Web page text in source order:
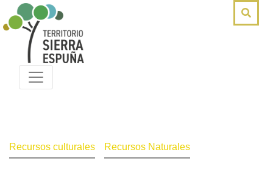
Recursos culturales Recursos Naturales